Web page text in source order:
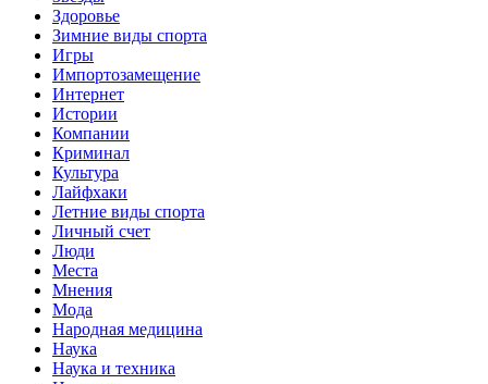
Здоровье
Зимние виды спорта
Игры
Импортозамещение
Интернет
Истории
Компании
Криминал
Культура
Лайфхаки
Летние виды спорта
Личный счет
Люди
Места
Мнения
Мода
Народная медицина
Наука
Наука и техника